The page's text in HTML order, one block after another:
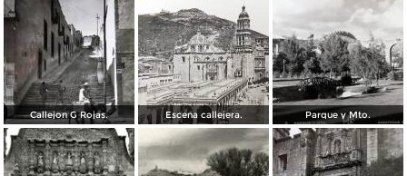
Callejon G Rojas. Escena callejera. Parque y Mto.